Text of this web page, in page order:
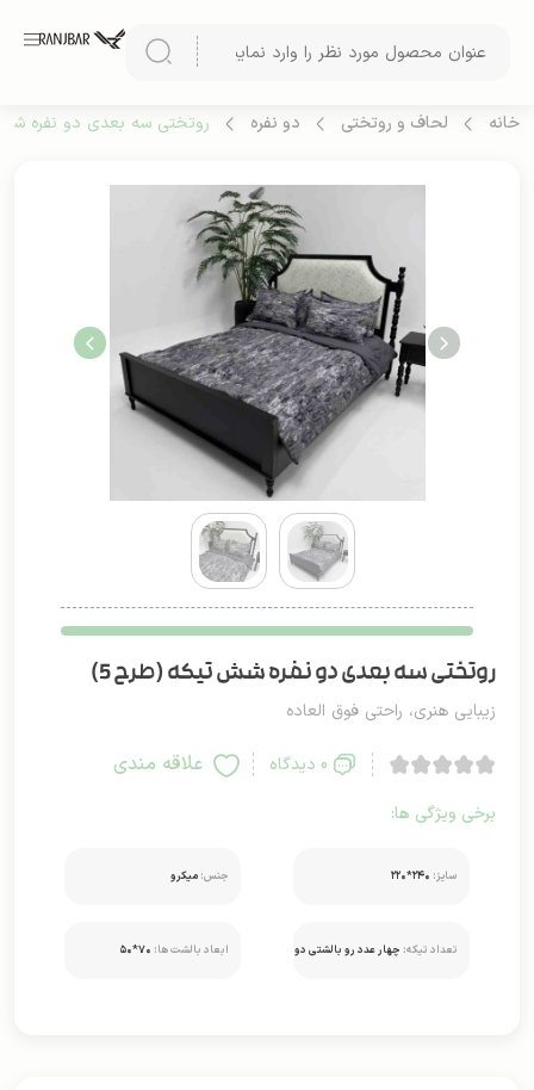
خانه لحاف و روتختی دو نفره روتختی سه بعدی دو نفره
روتختی سه بعدی دو نفره شش تیکه (طرح 5)
زیبایی هنری، راحتی فوق العاده
0 دیدگاه علاقه مندی
برخی ویژگی ها:
سایز: ۲۴۰*۲۲۰ جنس: میکرو
تعداد تیکه: چهار عدد رو بالشتی دو ابعاد بالشت ها: ۷۰*۵۰